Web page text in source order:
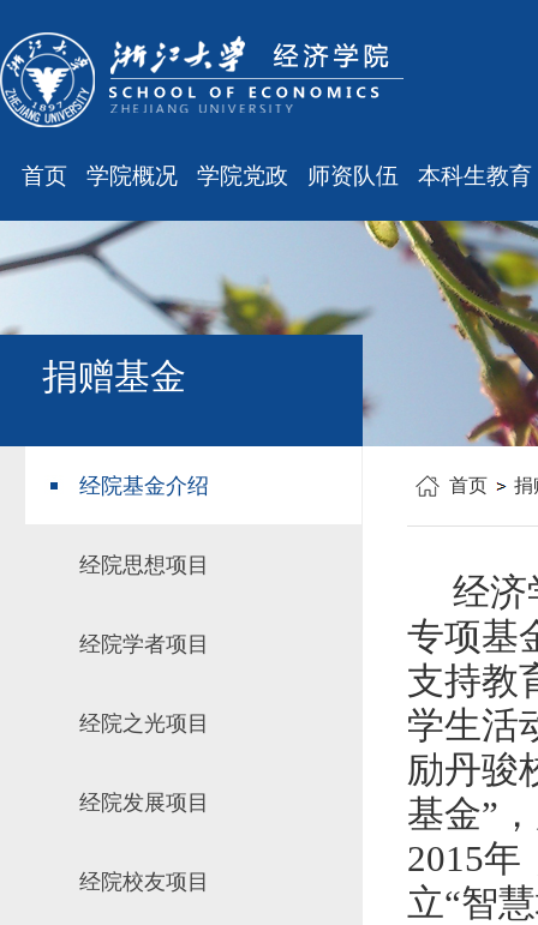
首页 学院概况
学院简介
现任领导
组织结构
学科设置
学院党政
会议通知
会议纪要
工会之声
师资队伍
最新消息
职称晋升
人事培训
博士后管理
本科生教育
最新消息
规章制度
课表、校历
主修专业确认
学籍管理
教学与教务
毕业论文
科研训练
对外交流
教学成果
培养计划
推荐免试研究生
捐赠基金
经院基金介绍
经院思想项目
经院学者项目
经院之光项目
经院发展项目
经院校友项目
首页 捐
经济
专项基
支持教
学生活
励丹骏
基金”
2015年
立“智